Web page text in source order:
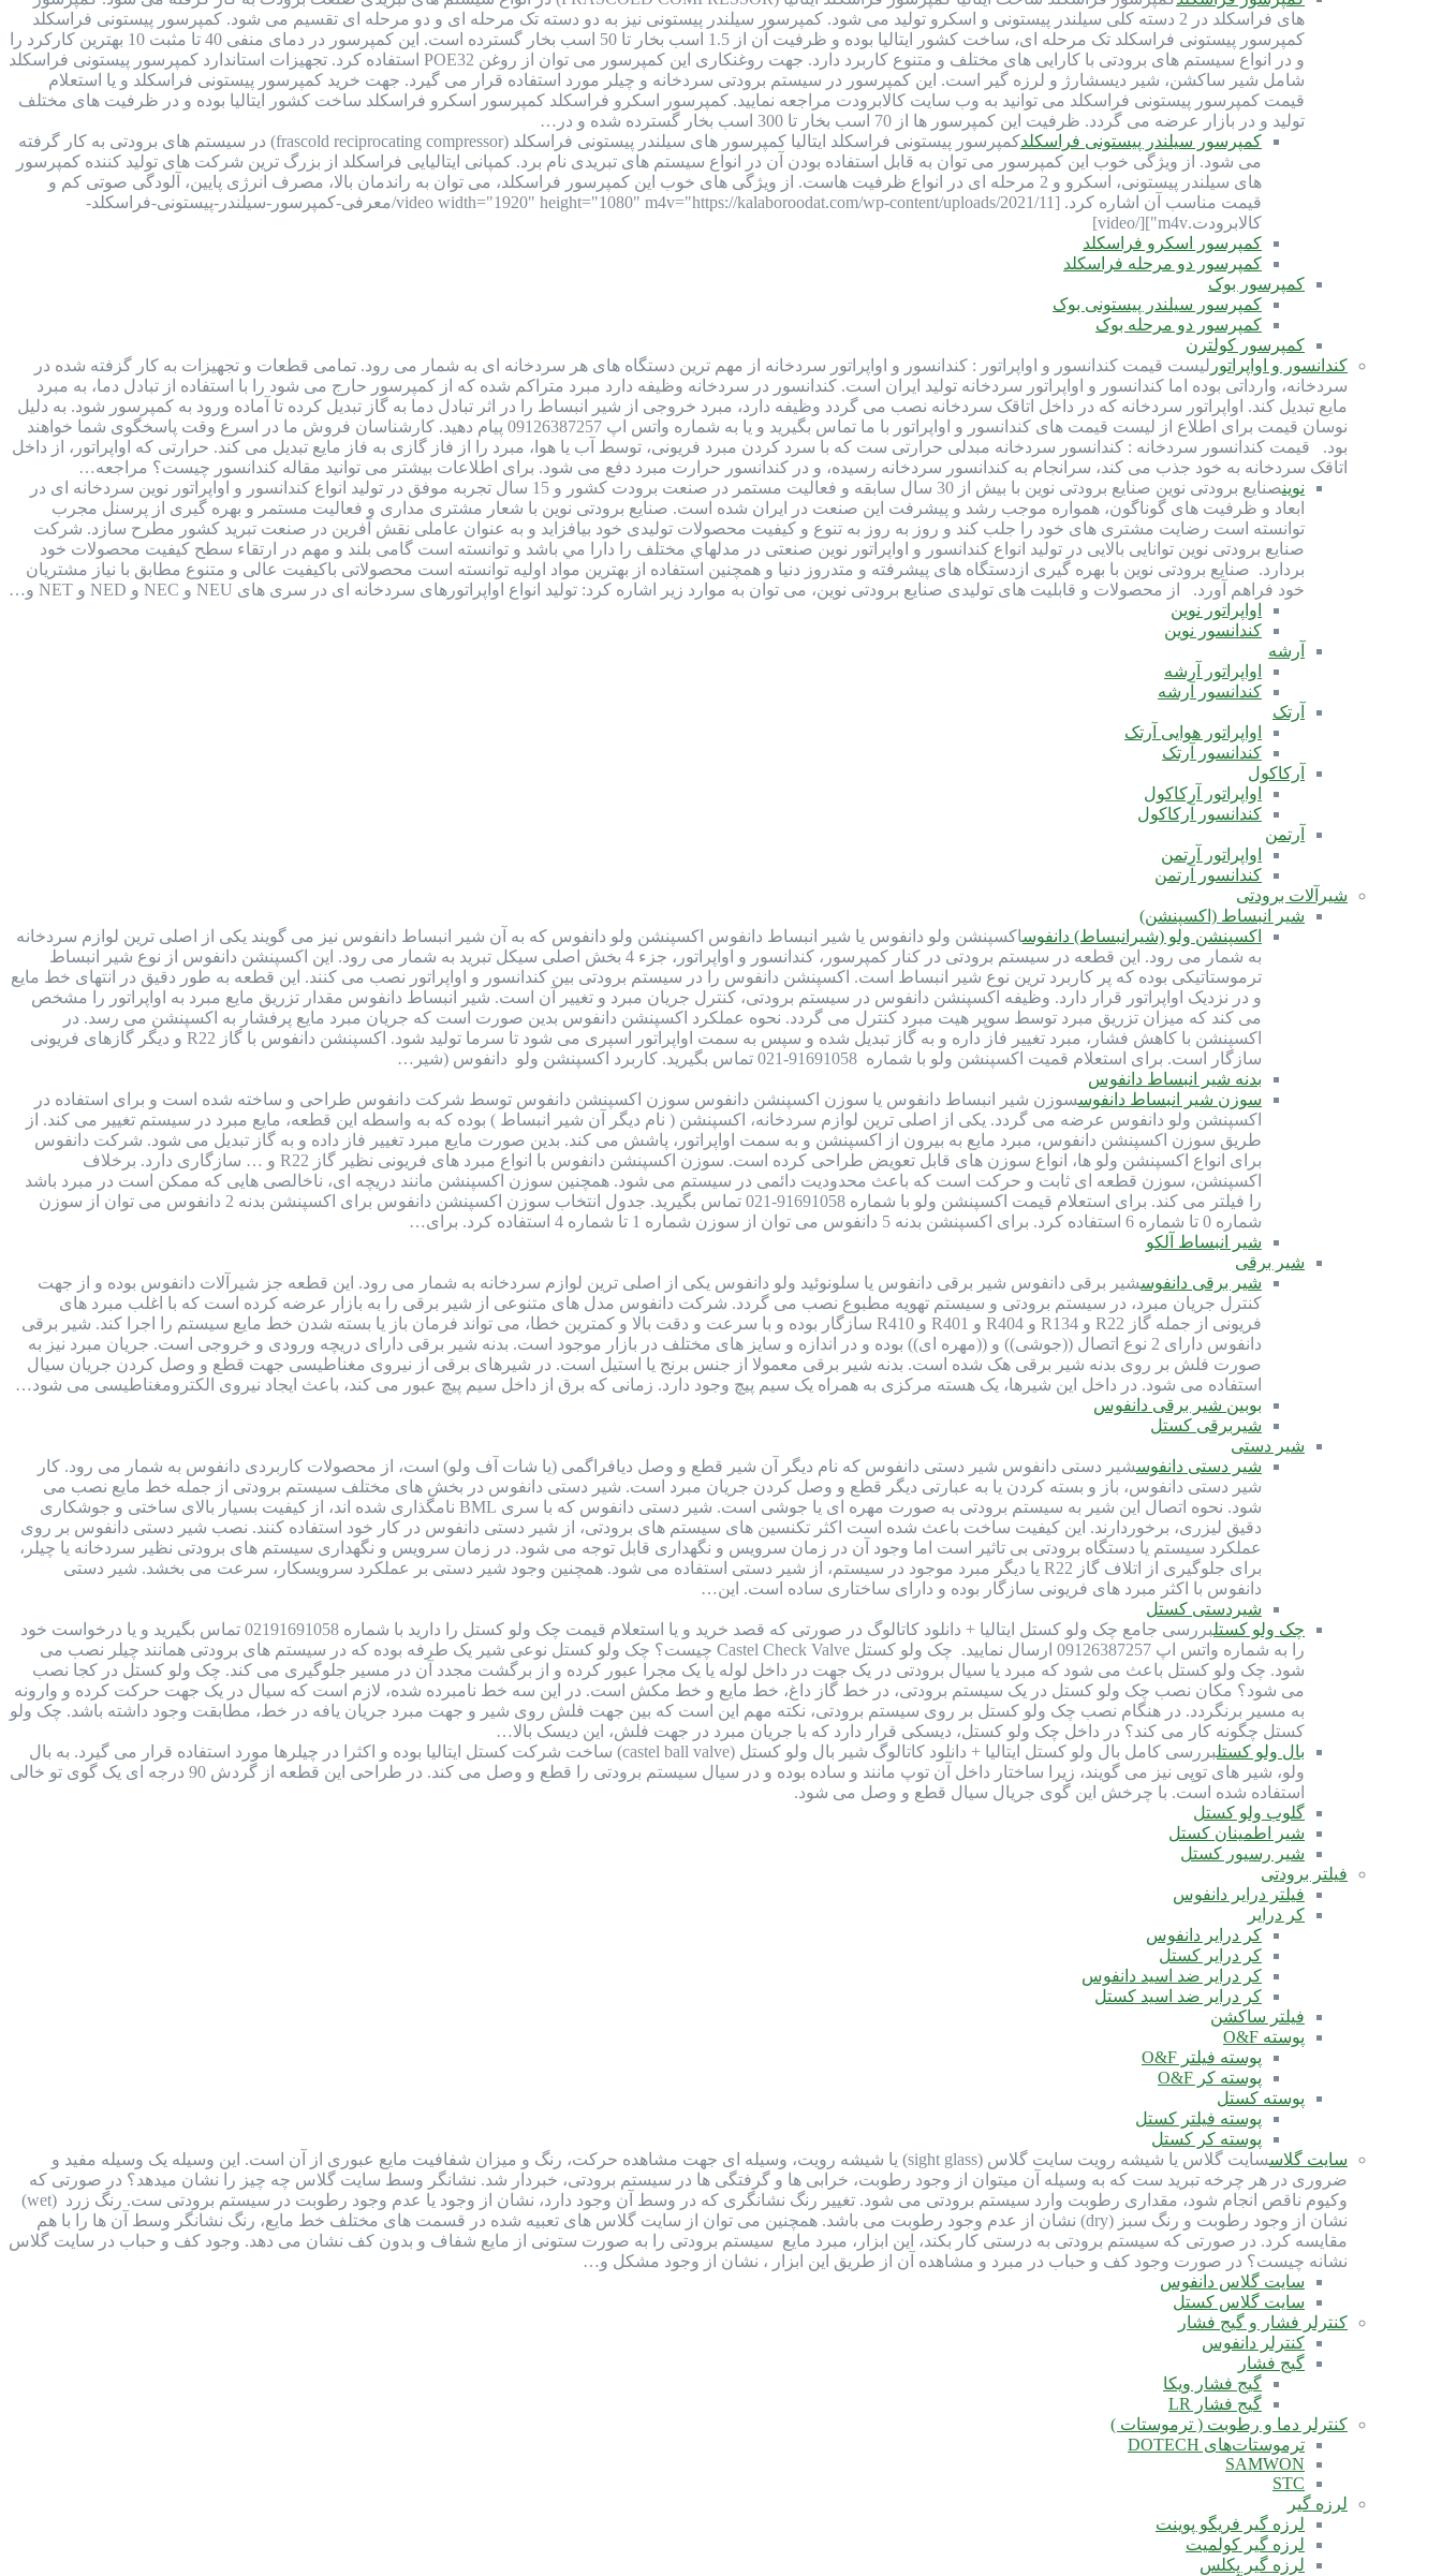
های فراسکلد در 2 دسته کلی سیلندر پیستونی و اسکرو تولید می شود. کمپرسور سیلندر پیستونی نیز به دو دسته تک مرحله ای و دو مرحله ای تقسیم می شود. کمپرسور پیستونی فراسکلد
کمپرسور پیستونی فراسکلد تک مرحله ای، ساخت کشور ایتالیا بوده و ظرفیت آن از 1.5 اسب بخار تا 50 اسب بخار گسترده است. این کمپرسور در دمای منفی 40 تا مثبت 10 بهترین کارکرد را
و در انواع سیستم های برودتی با کارایی های مختلف و متنوع کاربرد دارد. جهت روغنکاری این کمپرسور می توان از روغن POE32 استفاده کرد. تجهیزات استاندارد کمپرسور پیستونی فراسکلد
شامل شیر ساکشن، شیر دیسشارژ و لرزه گیر است. این کمپرسور در سیستم برودتی سردخانه و چیلر مورد استفاده قرار می گیرد. جهت خرید کمپرسور پیستونی فراسکلد و یا استعلام
قیمت کمپرسور پیستونی فراسکلد می توانید به وب سایت کالابرودت مراجعه نمایید. کمپرسور اسکرو فراسکلد کمپرسور اسکرو فراسکلد ساخت کشور ایتالیا بوده و در ظرفیت های مختلف
تولید و در بازار عرضه می گردد. ظرفیت این کمپرسور ها از 70 اسب بخار تا 300 اسب بخار گسترده شده و در…
کمپرسور سیلندر پیستونی فراسکلد
کمپرسور پیستونی فراسکلد ایتالیا کمپرسور های سیلندر پیستونی فراسکلد (frascold reciprocating compressor) در سیستم های برودتی به کار گرفته
می شود. از ویژگی خوب این کمپرسور می توان به قابل استفاده بودن آن در انواع سیستم های تبریدی نام برد. کمپانی ایتالیایی فراسکلد از بزرگ ترین شرکت های تولید کننده کمپرسور
های سیلندر پیستونی، اسکرو و 2 مرحله ای در انواع ظرفیت هاست. از ویژگی های خوب این کمپرسور فراسکلد، می توان به راندمان بالا، مصرف انرژی پایین، آلودگی صوتی کم و
قیمت مناسب آن اشاره کرد. [video width="1920" height="1080" m4v="https://kalaboroodat.com/wp-content/uploads/2021/11/معرفی-کمپرسور-سیلندر-پیستونی-فراسکلد-
کالابرودت.m4v"][/video]
کمپرسور اسکرو فراسکلد
کمپرسور دو مرحله فراسکلد
کمپرسور بوک
کمپرسور سیلندر پیستونی بوک
کمپرسور دو مرحله بوک
کمپرسور کولترن
کندانسور و اواپراتور لیست قیمت کندانسور و اواپراتور : کندانسور و اواپراتور سردخانه از مهم ترین دستگاه های هر سردخانه ای به شمار می رود. تمامی قطعات و تجهیزات به کار گزفته شده در
سردخانه، وارداتی بوده اما کندانسور و اواپراتور سردخانه تولید ایران است. کندانسور در سردخانه وظیفه دارد مبرد متراکم شده که از کمپرسور حارج می شود را با استفاده از تبادل دما، به مبرد
مایع تبدیل کند. اواپراتور سردخانه که در داخل اتاقک سردخانه نصب می گردد وظیفه دارد، مبرد خروجی از شیر انبساط را در اثر تبادل دما به گاز تبدیل کرده تا آماده ورود به کمپرسور شود. به دلیل
نوسان قیمت برای اطلاع از لیست قیمت های کندانسور و اواپراتور با ما تماس بگیرید و یا به شماره واتس اپ 09126387257 پیام دهید. کارشناسان فروش ما در اسرع وقت پاسخگوی شما خواهند
بود. قیمت کندانسور سردخانه : کندانسور سردخانه مبدلی حرارتی ست که با سرد کردن مبرد فریونی، توسط آب یا هوا، مبرد را از فاز گازی به فاز مایع تبدیل می کند. حرارتی که اواپراتور، از داخل
اتاقک سردخانه به خود جذب می کند، سرانجام به کندانسور سردخانه رسیده، و در کندانسور حرارت مبرد دفع می شود. برای اطلاعات بیشتر می توانید مقاله کندانسور چیست؟ مراجعه…
نوین
صنایع برودتی نوین صنایع برودتی نوین با بیش از 30 سال سابقه و فعالیت مستمر در صنعت برودت کشور و 15 سال تجربه موفق در تولید انواع کندانسور و اواپراتور نوین سردخانه ای در
ابعاد و ظرفیت های گوناگون، همواره موجب رشد و پیشرفت این صنعت در ایران شده است. صنایع برودتی نوین با شعار مشتری مداری و فعالیت مستمر و بهره گیری از پرسنل مجرب
توانسته است رضایت مشتری های خود را جلب کند و روز به روز به تنوع و کیفیت محصولات تولیدی خود بیافزاید و به عنوان عاملی نقش آفرین در صنعت تبرید کشور مطرح سازد. شرکت
صنايع برودتی نوين توانايی بالایی در توليد انواع کندانسور و اواپراتور نوین صنعتی در مدلهاي مختلف را دارا مي باشد و توانسته است گامی بلند و مهم در ارتقاء سطح کيفيت محصولات خود
بردارد. صنایع برودتی نوین با بهره گيری ازدستگاه های پيشرفته و متدروز دنيا و همچنين استفاده از بهترين مواد اوليه توانسته است محصولاتی باکيفيت عالی و متنوع مطابق با نياز مشتريان
خود فراهم آورد. از محصولات و قابلیت های تولیدی صنایع برودتی نوین، می توان به موارد زیر اشاره کرد: تولید انواع اواپراتورهای سردخانه ای در سری های NEU و NEC و NED و NET و…
اواپراتور نوین
کندانسور نوین
آرشه
اواپراتور آرشه
کندانسور آرشه
آرتک
اواپراتور هوایی آرتک
کندانسور آرتک
آرکاکول
اواپراتور آرکاکول
کندانسور آرکاکول
آرتمن
اواپراتور آرتمن
کندانسور آرتمن
شیرآلات برودتی
شیر انبساط (اکسپنشن)
اکسپنشن ولو (شیرانبساط) دانفوساکسپنشن ولو دانفوس یا شیر انبساط دانفوس اکسپنشن ولو دانفوس که به آن شیر انبساط دانفوس نیز می گویند یکی از اصلی ترین لوازم سردخانه
به شمار می رود. این قطعه در سیستم برودتی در کنار کمپرسور، کندانسور و اواپراتور، جزء 4 بخش اصلی سیکل تبرید به شمار می رود. این اکسپنشن دانفوس از نوع شیر انبساط
ترموستاتیکی بوده که پر کاربرد ترین نوع شیر انبساط است. اکسپنشن دانفوس را در سیستم برودتی بین کندانسور و اواپراتور نصب می کنند. این قطعه به طور دقیق در انتهای خط مایع
و در نزدیک اواپراتور قرار دارد. وظیفه اکسپنشن دانفوس در سیستم برودتی، کنترل جریان مبرد و تغییر آن است. شیر انبساط دانفوس مقدار تزریق مایع مبرد به اواپراتور را مشخص
می کند که میزان تزریق مبرد توسط سوپر هیت مبرد کنترل می گردد. نحوه عملکرد اکسپنشن دانفوس بدین صورت است که جریان مبرد مایع پرفشار به اکسپنشن می رسد. در
اکسپنشن با کاهش فشار، مبرد تغییر فاز داره و به گاز تبدیل شده و سپس به سمت اواپراتور اسپری می شود تا سرما تولید شود. اکسپنشن دانفوس با گاز R22 و دیگر گازهای فریونی
سازگار است. برای استعلام قمیت اکسپنشن ولو با شماره 91691058-021 تماس بگیرید. کاربرد اکسپنشن ولو دانفوس (شیر…
بدنه شیر انبساط دانفوس
سوزن شیر انبساط دانفوسسوزن شیر انبساط دانفوس یا سوزن اکسپنشن دانفوس سوزن اکسپنشن دانفوس توسط شرکت دانفوس طراحی و ساخته شده است و برای استفاده در
اکسپنشن ولو دانفوس عرضه می گردد. یکی از اصلی ترین لوازم سردخانه، اکسپنشن ( نام دیگر آن شیر انبساط ) بوده که به واسطه این قطعه، مایع مبرد در سیستم تغییر می کند. از
طریق سوزن اکسپنشن دانفوس، مبرد مایع به بیرون از اکسپنشن و به سمت اواپراتور، پاشش می کند. بدین صورت مایع مبرد تغییر فاز داده و به گاز تبدیل می شود. شرکت دانفوس
برای انواع اکسپنشن ولو ها، انواع سوزن های قابل تعویض طراحی کرده است. سوزن اکسپنشن دانفوس با انواع مبرد های فریونی نظیر گاز R22 و … سازگاری دارد. برخلاف
اکسپنشن، سوزن قطعه ای ثابت و حرکت است که باعث محدودیت دائمی در سیستم می شود. همچنین سوزن اکسپنشن مانند دریچه ای، ناخالصی هایی که ممکن است در مبرد باشد
را فیلتر می کند. برای استعلام قیمت اکسپنشن ولو با شماره 91691058-021 تماس بگیرید. جدول انتخاب سوزن اکسپنشن دانفوس برای اکسپنشن بدنه 2 دانفوس می توان از سوزن
شماره 0 تا شماره 6 استفاده کرد. برای اکسپنشن بدنه 5 دانفوس می توان از سوزن شماره 1 تا شماره 4 استفاده کرد. برای…
شیر انبساط آلکو
شیر برقی
شیر برقی دانفوسشیر برقی دانفوس شیر برقی دانفوس یا سلونوئید ولو دانفوس یکی از اصلی ترین لوازم سردخانه به شمار می رود. این قطعه جز شیرآلات دانفوس بوده و از جهت
کنترل جریان مبرد، در سیستم برودتی و سیستم تهویه مطبوع نصب می گردد. شرکت دانفوس مدل های متنوعی از شیر برقی را به بازار عرضه کرده است که با اغلب مبرد های
فریونی از جمله گاز R22 و R134 و R404 و R401 و R410 سازگار بوده و با سرعت و دقت بالا و کمترین خطا، می تواند فرمان باز یا بسته شدن خط مایع سیستم را اجرا کند. شیر برقی
دانفوس دارای 2 نوع اتصال ((جوشی)) و ((مهره ای)) بوده و در اندازه و سایز های مختلف در بازار موجود است. بدنه شیر برقی دارای دریچه ورودی و خروجی است. جریان مبرد نیز به
صورت فلش بر روی بدنه شیر برقی هک شده است. بدنه شیر برقی معمولا از جنس برنج یا استیل است. در شیرهای برقی از نیروی مغناطیسی جهت قطع و وصل کردن جریان سیال
استفاده می شود. در داخل این شیرها، یک هسته مرکزی به همراه یک سیم پیچ وجود دارد. زمانی که برق از داخل سیم پیچ عبور می کند، باعث ایجاد نیروی الکترومغناطیسی می شود…
بوبین شیر برقی دانفوس
شیربرقی کستل
شیر دستی
شیر دستی دانفوسشیر دستی دانفوس شیر دستی دانفوس که نام دیگر آن شیر قطع و وصل دیافراگمی (یا شات آف ولو) است، از محصولات کاربردی دانفوس به شمار می رود. کار
شیر دستی دانفوس، باز و بسته کردن یا به عبارتی دیگر قطع و وصل کردن جریان مبرد است. شیر دستی دانفوس در بخش های مختلف سیستم برودتی از جمله خط مایع نصب می
شود. نحوه اتصال این شیر به سیستم برودتی به صورت مهره ای یا جوشی است. شیر دستی دانفوس که با سری BML نامگذاری شده اند، از کیفیت بسیار بالای ساختی و جوشکاری
دقیق لیزری، برخوردارند. این کیفیت ساخت باعث شده است اکثر تکنسین های سیستم های برودتی، از شیر دستی دانفوس در کار خود استفاده کنند. نصب شیر دستی دانفوس بر روی
عملکرد سیستم یا دستگاه برودتی بی تاثیر است اما وجود آن در زمان سرویس و نگهداری قابل توجه می شود. در زمان سرویس و نگهداری سیستم های برودتی نظیر سردخانه یا چیلر،
برای جلوگیری از اتلاف گاز R22 یا دیگر مبرد موجود در سیستم، از شیر دستی استفاده می شود. همچنین وجود شیر دستی بر عملکرد سرویسکار، سرعت می بخشد. شیر دستی
دانفوس با اکثر مبرد های فریونی سازگار بوده و دارای ساختاری ساده است. این…
شیردستی کستل
چک ولو کستل
بررسی جامع چک ولو کستل ایتالیا + دانلود کاتالوگ در صورتی که قصد خرید و یا استعلام قیمت چک ولو کستل را دارید با شماره 02191691058 تماس بگیرید و یا درخواست خود
را به شماره واتس اپ 09126387257 ارسال نمایید. چک ولو کستل Castel Check Valve چیست؟ چک ولو کستل نوعی شیر یک طرفه بوده که در سیستم های برودتی همانند چیلر نصب می
شود. چک ولو کستل باعث می شود که مبرد یا سیال برودتی در یک جهت در داخل لوله یا یک مجرا عبور کرده و از برگشت مجدد آن در مسیر جلوگیری می کند. چک ولو کستل در کجا نصب
می شود؟ مکان نصب چک ولو کستل در یک سیستم برودتی، در خط گاز داغ، خط مایع و خط مکش است. در این سه خط نامبرده شده، لازم است که سیال در یک جهت حرکت کرده و وارونه
به مسیر برنگردد. در هنگام نصب چک ولو کستل بر روی سیستم برودتی، نکته مهم این است که بین جهت فلش روی شیر و جهت مبرد جریان یافه در خط، مطابقت وجود داشته باشد. چک ولو
کستل چگونه کار می کند؟ در داخل چک ولو کستل، دیسکی قرار دارد که با جریان مبرد در جهت فلش، این دیسک بالا…
بال ولو کستل
بررسی کامل بال ولو کستل ایتالیا + دانلود کاتالوگ شیر بال ولو کستل (castel ball valve) ساخت شرکت کستل ایتالیا بوده و اکثرا در چیلرها مورد استفاده قرار می گیرد. به بال
ولو، شیر های توپی نیز می گویند، زیرا ساختار داخل آن توپ مانند و ساده بوده و در سیال سیستم برودتی را قطع و وصل می کند. در طراحی این قطعه از گردش 90 درجه ای یک گوی تو خالی
استفاده شده است. با چرخش این گوی جریال سیال قطع و وصل می شود.
گلوب ولو کستل
شیر اطمینان کستل
شیر رسیور کستل
فیلتر برودتی
فیلتر درایر دانفوس
کر درایر
کر درایر دانفوس
کر درایر کستل
کر درایر ضد اسید دانفوس
کر درایر ضد اسید کستل
فیلتر ساکشن
پوسته O&F
پوسته فیلتر O&F
پوسته کر O&F
پوسته کستل
پوسته فیلتر کستل
پوسته کر کستل
سایت گلاس
سایت گلاس یا شیشه رویت سایت گلاس (sight glass) یا شیشه رویت، وسیله ای جهت مشاهده حرکت، رنگ و میزان شفافیت مایع عبوری از آن است. این وسیله یک وسیله مفید و
ضروری در هر چرخه تبرید ست که به وسیله آن میتوان از وجود رطوبت، خرابی ها و گرفتگی ها در سیستم برودتی، خبردار شد. نشانگر وسط سایت گلاس چه چیز را نشان میدهد؟ در صورتی که
وکیوم ناقص انجام شود، مقداری رطوبت وارد سیستم برودتی می شود. تغییر رنگ نشانگری که در وسط آن وجود دارد، نشان از وجود یا عدم وجود رطوبت در سیستم برودتی ست. رنگ زرد (wet)
نشان از وجود رطوبت و رنگ سبز (dry) نشان از عدم وجود رطوبت می باشد. همچنین می توان از سایت گلاس های تعبیه شده در قسمت های مختلف خط مایع، رنگ نشانگر وسط آن ها را با هم
مقایسه کرد. در صورتی که سیستم برودتی به درستی کار بکند، این ابزار، مبرد مایع سیستم برودتی را به صورت ستونی از مایع شفاف و بدون کف نشان می دهد. وجود کف و حباب در سایت گلاس
نشانه چیست؟ در صورت وجود کف و حباب در مبرد و مشاهده آن از طریق این ابزار ، نشان از وجود مشکل و…
سایت گلاس دانفوس
سایت گلاس کستل
کنترلر فشار و گیج فشار
کنترلر دانفوس
گیج فشار
گیج فشار ویکا
گیج فشار LR
کنترلر دما و رطوبت ( ترموستات )
ترموستات‌های DOTECH
SAMWON
STC
لرزه گیر
لرزه گیر فریگو پوینت
لرزه گیر کولمیت
لرزه گیر پکلس